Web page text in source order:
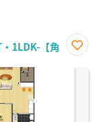
1LDK-【角
に入